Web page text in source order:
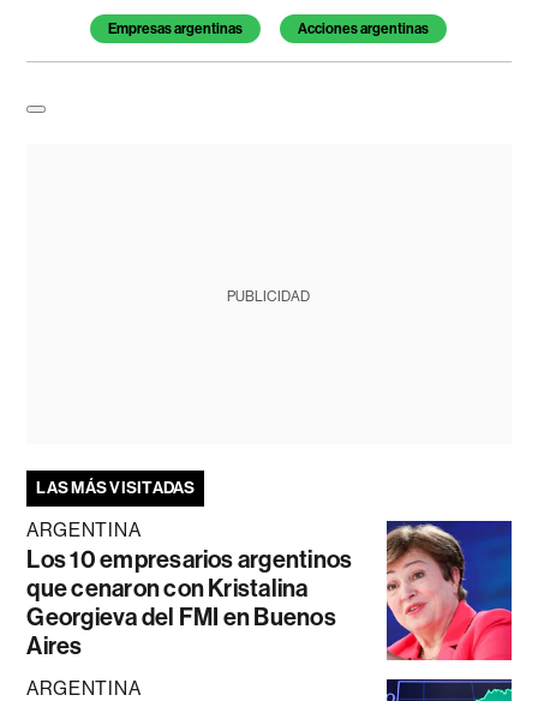
Empresas argentinas Acciones argentinas
PUBLICIDAD
LAS MÁS VISITADAS
ARGENTINA
Los 10 empresarios argentinos
que cenaron con Kristalina
Georgieva del FMI en Buenos
Aires
ARGENTINA